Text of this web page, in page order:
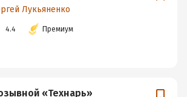
Лукьяненко
4.4 Премиум
«Технарь»